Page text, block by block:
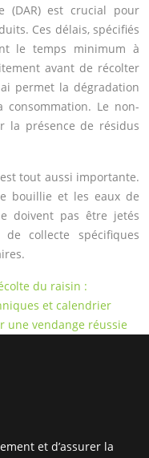
(DAR) est crucial pour
Ces délais, spécifiés
le temps minimum à
avant de récolter
permet la dégradation
Le non-
la présence de résidus
tout aussi importante.
bouillie et les eaux de
doivent pas être jetés
de collecte spécifiques
du raisin :
et calendrier
une vendange réussie
et d’assurer la